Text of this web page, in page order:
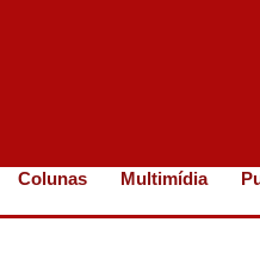
Colunas Multimídia